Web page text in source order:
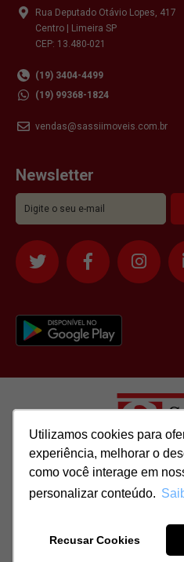
Utilizamos cookies para
experiência, melhorar o
como você interage em
personalizar conteúdo.
Recusar Cookies
Utilizamos cookies para
experiência, melhorar o
como você interage em
personalizar conteúdo.
Recusar Cookies
Rua Deputado Otávio Lopes, 417
Centro | Limeira SP
CEP: 13.480-021
(19) 3404-4499
(19) 99368-1824
vendas@sassiimoveis.com.br
Newsletter
Todos os direitos reservados
51.417.293/0001-48 |